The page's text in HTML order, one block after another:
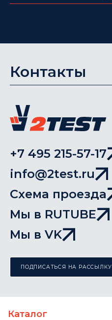
Контакты
+7 495 215-57-17
info@2test.ru
Схема проезда
Мы в RUTUBE
Мы в VK
ПОДПИСАТЬСЯ НА РАССЫЛКУ
Каталог